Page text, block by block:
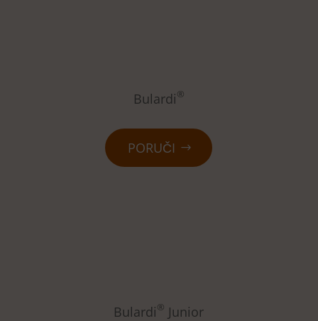
Bulardi®
PORUČI
Bulardi® Junior